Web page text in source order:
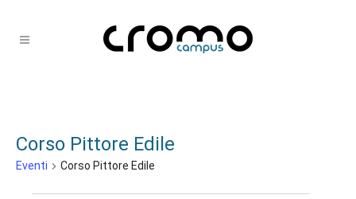
Corso Pittore Edile
Eventi Corso Pittore Edile